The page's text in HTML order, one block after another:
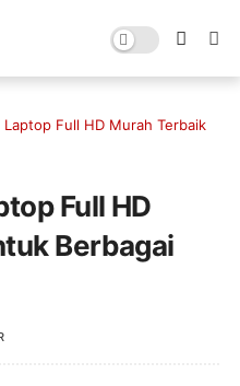
Laptop Full HD Murah Terbaik
Full HD
Berbagai